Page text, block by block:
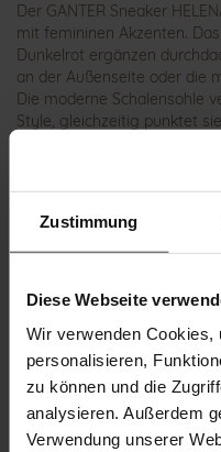
Zustimmung
Diese Webseite
Wir verwenden Cookies,
personalisieren,
zu können und die
analysieren. Außerdem
Verwendung unserer
Der GANTER Sneaker
mit femininen Akzenten.
Dunkelrot ergänzen
an der Außenseite oder die
Die moderne Schalensohle
Style, gleichzeitig punktet
mit hochwertigem
Damenschuhs besonders
feuchtigkeitsabweisend.
Stadtbummel, beim
smart-casual Begleiter
Jeansjacke.
Mehr
Informationen
TPU/TR/EVA-
Lederfutter